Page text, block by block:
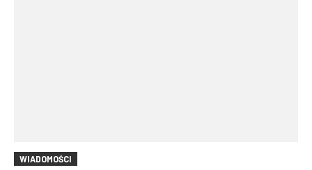
WIADOMOŚCI